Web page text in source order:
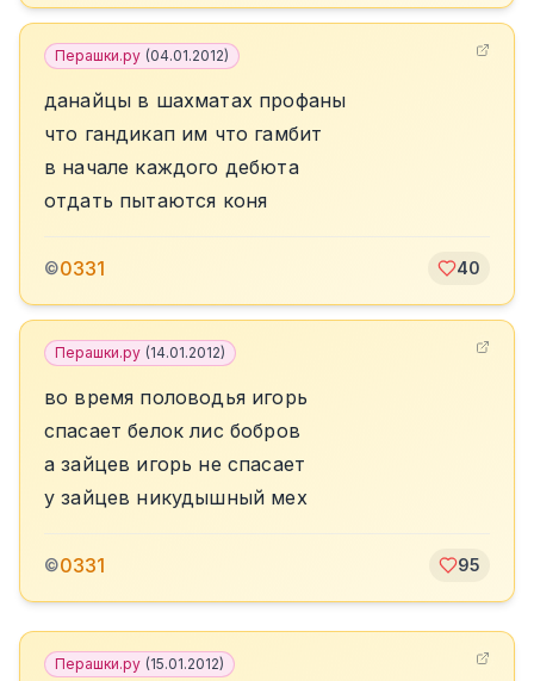
Перашки.ру (04.01.2012)
данайцы в шахматах профаны
что гандикап им что гамбит
в начале каждого дебюта
отдать пытаются коня
©0331 40
Перашки.ру (14.01.2012)
во время половодья игорь
спасает белок лис бобров
а зайцев игорь не спасает
у зайцев никудышный мех
©0331 95
Перашки.ру (15.01.2012)